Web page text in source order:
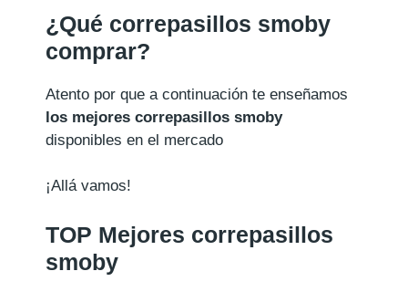
¿Qué correpasillos smoby
comprar?
Atento por que a continuación te enseñamos
los mejores correpasillos smoby
disponibles en el mercado
¡Allá vamos!
TOP Mejores correpasillos
smoby